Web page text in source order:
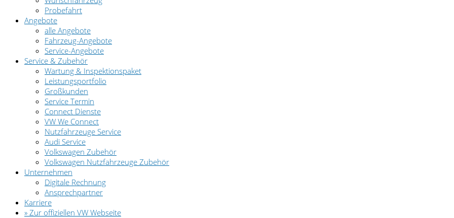
Probefahrt
Angebote
alle Angebote
Fahrzeug-Angebote
Service-Angebote
Service & Zubehör
Wartung & Inspektionspaket
Leistungsportfolio
Großkunden
Service Termin
Connect Dienste
VW We Connect
Nutzfahrzeuge Service
Audi Service
Volkswagen Zubehör
Volkswagen Nutzfahrzeuge Zubehör
Unternehmen
Digitale Rechnung
Ansprechpartner
Karriere
» Zur offiziellen VW Webseite